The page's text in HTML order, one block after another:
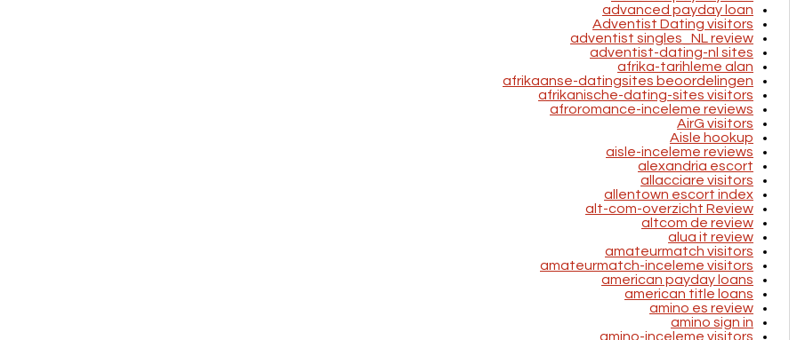
advanced payday loan
Adventist Dating visitors
adventist singles_NL review
adventist-dating-nl sites
afrika-tarihleme alan
afrikaanse-datingsites beoordelingen
afrikanische-dating-sites visitors
afroromance-inceleme reviews
AirG visitors
Aisle hookup
aisle-inceleme reviews
alexandria escort
allacciare visitors
allentown escort index
alt-com-overzicht Review
altcom de review
alua it review
amateurmatch visitors
amateurmatch-inceleme visitors
american payday loans
american title loans
amino es review
amino sign in
amino-inceleme visitors